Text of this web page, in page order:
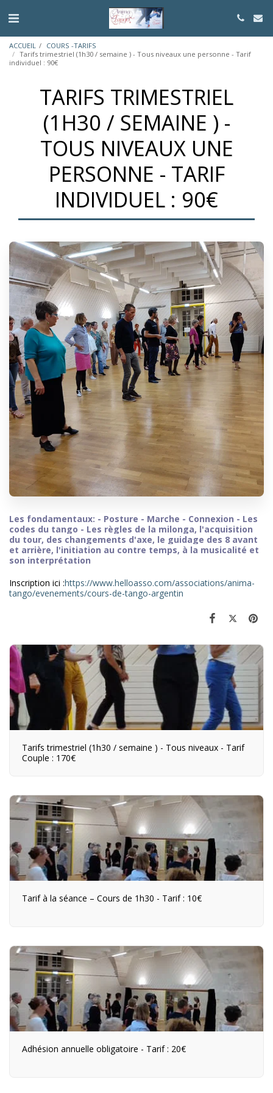
ACCUEIL
COURS -TARIFS
Tarifs trimestriel (1h30 / semaine ) - Tous niveaux une personne - Tarif
individuel : 90€
TARIFS TRIMESTRIEL
(1H30 / SEMAINE ) -
TOUS NIVEAUX UNE
PERSONNE - TARIF
INDIVIDUEL : 90€
Les fondamentaux: - Posture - Marche - Connexion - Les
codes du tango - Les règles de la milonga, l'acquisition
du tour, des changements d'axe, le guidage des 8 avant
et arrière, l'initiation au contre temps, à la musicalité et
son interprétation
Inscription ici :https://www.helloasso.com/associations/anima-
tango/evenements/cours-de-tango-argentin
Tarifs trimestriel (1h30 / semaine ) - Tous niveaux - Tarif
Couple : 170€
Tarif à la séance – Cours de 1h30 - Tarif : 10€
Adhésion annuelle obligatoire - Tarif : 20€